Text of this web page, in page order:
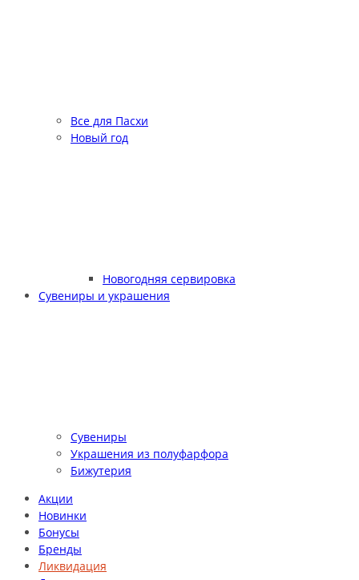
Все для Пасхи
Новый год
Новогодняя сервировка
Сувениры и украшения
Сувениры
Украшения из полуфарфора
Бижутерия
Акции
Новинки
Бонусы
Бренды
Ликвидация